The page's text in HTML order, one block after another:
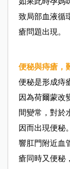
致局部血液循
瘡問題出現。
便秘與痔瘡，
便秘是形成痔
因為荷爾蒙改
間變常，對於
因而出現便秘
響肛門附近血
瘡同時又便秘